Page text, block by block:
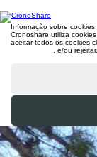
Informação sobre cookies
Cronoshare utiliza
aceitar todos os cookies
, e/ou